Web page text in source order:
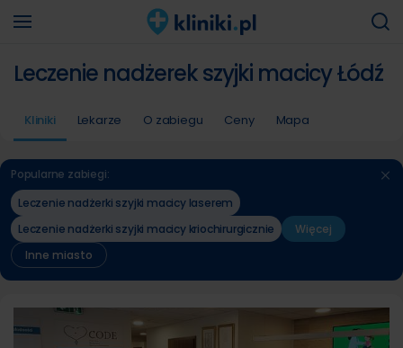
Leczenie nadżerek szyjki macicy Łódź
Kliniki Lekarze O zabiegu Ceny Mapa
Popularne zabiegi:
Leczenie nadżerki szyjki macicy laserem
Leczenie nadżerki szyjki macicy kriochirurgicznie
Więcej
Inne miasto